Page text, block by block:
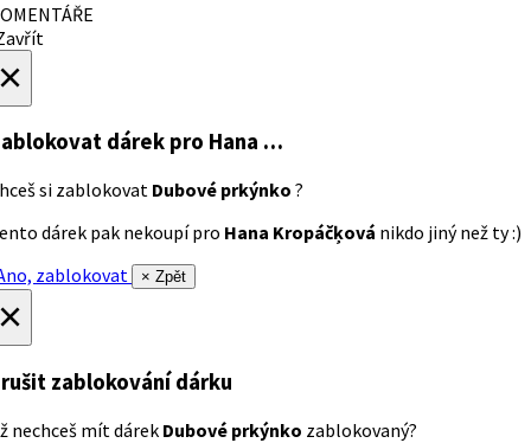
dárek pro Hana …
si zablokovat Dubové prkýnko ?
dárek pak nekoupí pro Hana Kropáčķová nikdo jiný než ty :)
zablokovat
× Zpět
zablokování dárku
nechceš mít dárek Dubové prkýnko zablokovaný?